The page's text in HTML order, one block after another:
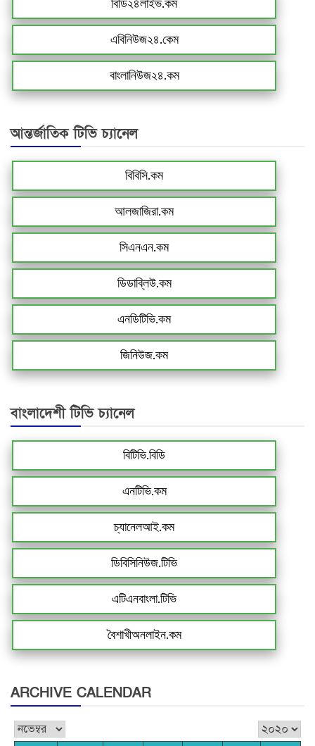
বিডি২৪লাইভ.কম
এবিনিউজ২৪.কেম
বাংলানিউজ২৪.কম
আন্তর্জাতিক টিভি চ্যানেল
বিবিসি.কম
আলজাজিরা.কম
সিএনএন.কম
ডিডাব্লিউ.কম
এনডিটিভি.কম
জিনিউজ.কম
বাংলাদেশী টিভি চ্যানেল
বিটিভি.বিডি
এনটিভি.কম
চ্যানেলআই.কম
ডিবিসিনিউজ.টিভি
এটিএনবাংলা.টিভি
বৈশাখীঅনলাইন.কম
ARCHIVE CALENDAR